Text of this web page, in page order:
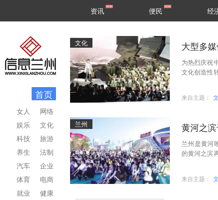
区县
资讯 便民 经
首页
网络
文化
旅游
法制
企业
电商
健康
女人
娱乐
科技
养生
汽车
体育
就业
文化 大型多
为热烈庆祝
文化创造性
来自主题：
兰州 黄河之
兰州是黄河
的黄河之滨
来自主题：